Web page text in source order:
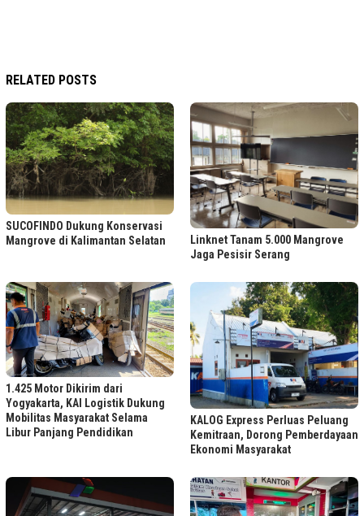
RELATED POSTS
SUCOFINDO Dukung Konservasi
Mangrove di Kalimantan Selatan
Linknet Tanam 5.000 Mangrove
Jaga Pesisir Serang
1.425 Motor Dikirim dari
Yogyakarta, KAI Logistik Dukung
Mobilitas Masyarakat Selama
Libur Panjang Pendidikan
KALOG Express Perluas Peluang
Kemitraan, Dorong Pemberdayaan
Ekonomi Masyarakat